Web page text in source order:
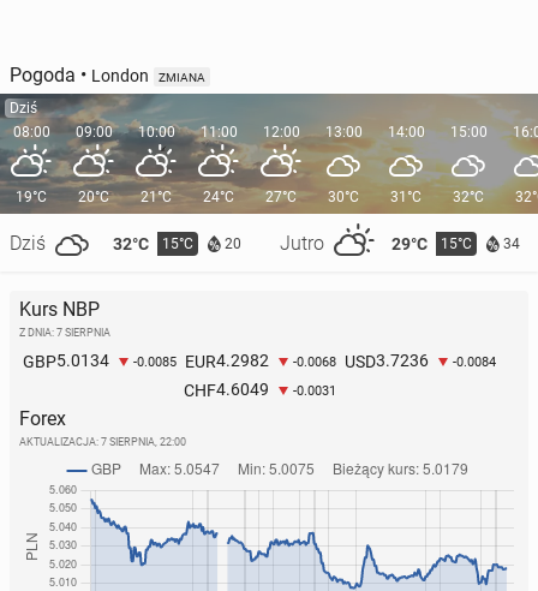
Pogoda • London ZMIANA
Dziś
08:00
19°C
Dziś 32°C 15°C 20 Jutro 29°C 15°C 34
09:00
20°C
10:00
21°C
11:00
24°C
12:00
27°C
13:00
30°C
14:00
31°C
15:00
32°C
Kurs NBP
Z DNIA: 7 SIERPNIA
GBP5.0134 -0.0085 EUR4.2982 -0.0068 USD3.7236 -0.0084
CHF4.6049 -0.0031
Forex
AKTUALIZACJA: 7 SIERPNIA, 22:00